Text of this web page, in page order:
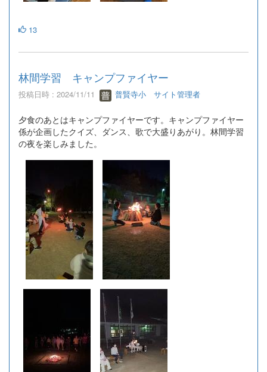
13
林間学習 キャンプファイヤー
投稿日時 : 2024/11/11 普賢寺小 サイト管理者
夕食のあとはキャンプファイヤーです。キャンプファイヤー
係が企画したクイズ、ダンス、歌で大盛りあがり。林間学習
の夜を楽しみました。